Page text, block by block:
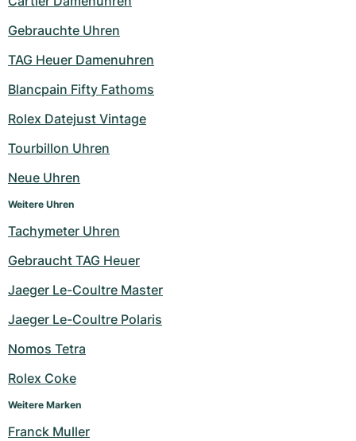
Gebrauchte Uhren
TAG Heuer Damenuhren
Blancpain Fifty Fathoms
Rolex Datejust Vintage
Tourbillon Uhren
Neue Uhren
Weitere Uhren
Tachymeter Uhren
Gebraucht TAG Heuer
Jaeger Le-Coultre Master
Jaeger Le-Coultre Polaris
Nomos Tetra
Rolex Coke
Weitere Marken
Franck Muller